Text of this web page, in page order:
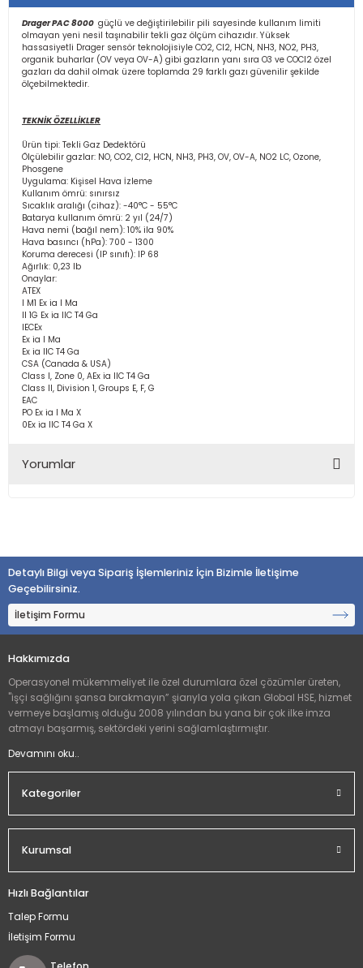
Drager PAC 8000 güçlü ve değiştirilebilir pili sayesinde kullanım limiti
olmayan yeni nesil taşınabilir tekli gaz ölçüm cihazıdır. Yüksek
hassasiyetli Drager sensör teknolojisiyle CO2, Cl2, HCN, NH3, NO2, PH3,
organik buharlar (OV veya OV-A) gibi gazların yanı sıra O3 ve COCl2 özel
gazları da dahil olmak üzere toplamda 29 farklı gazı güvenilir şekilde
ölçebilmektedir.
TEKNİK ÖZELLİKLER
Ürün tipi: Tekli Gaz Dedektörü
Ölçülebilir gazlar: NO, CO2, Cl2, HCN, NH3, PH3, OV, OV-A, NO2 LC, Ozone,
Phosgene
Uygulama: Kişisel Hava İzleme
Kullanım ömrü: sınırsız
Sıcaklık aralığı (cihaz): -40°C - 55°C
Batarya kullanım ömrü: 2 yıl (24/7)
Hava nemi (bağıl nem): 10% ila 90%
Hava basıncı (hPa): 700 - 1300
Koruma derecesi (IP sınıfı): IP 68
Ağırlık: 0,23 lb
Onaylar:
ATEX
I M1 Ex ia I Ma
II 1G Ex ia IIC T4 Ga
IECEx
Ex ia I Ma
Ex ia IIC T4 Ga
CSA (Canada & USA)
Class I, Zone 0, AEx ia IIC T4 Ga
Class II, Division 1, Groups E, F, G
EAC
PO Ex ia I Ma X
0Ex ia IIC T4 Ga X
Yorumlar
Yorum Yaz
Detaylı Bilgi veya Sipariş İşlemleriniz İçin Bizimle İletişime
Geçebilirsiniz.
İletişim Formu
Hakkımızda
Operasyonel mükemmeliyet ile özel durumlara özel çözümler üreten,
"işçi sağlığını şansa bırakmayın” şiarıyla yola çıkan Global HSE, hizmet
vermeye başlamış olduğu 2008 yılından bu yana bir çok ilke imza
atmayı başarmış, sektördeki yerini sağlamlaştırmıştır.
Devamını oku..
Kategoriler
Kurumsal
Hızlı Bağlantılar
Talep Formu
İletişim Formu